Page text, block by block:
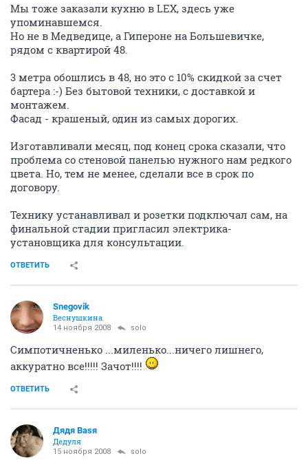
Мы тоже заказали кухню в LEX, здесь уже
упоминавшемся.
Но не в Медведице, а Гипероне на Большевичке,
рядом с квартирой 48.
3 метра обошлись в 48, но это с 10% скидкой за счет
бартера :-) Без бытовой техники, с доставкой и
монтажем.
Фасад - крашеный, один из самых дорогих.
Изготавливали месяц, под конец срока сказали, что
проблема со стеновой панелью нужного нам редкого
цвета. Но, тем не менее, сделали все в срок по
договору.
Технику устанавливал и розетки подключал сам, на
финальной стадии пригласил электрика-
установщика для консультации.
ОТВЕТИТЬ
Snegovik
Веснушкина
14 ноября 2008 solo
Симпотичненько ...миленько...ничего лишнего,
аккуратно все!!!!! Зачот!!!!
ОТВЕТИТЬ
Дядя Ваsя
Дедуля
15 ноября 2008 solo